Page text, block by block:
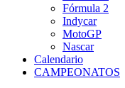
Fórmula 2
Indycar
MotoGP
Nascar
Calendario
CAMPEONATOS